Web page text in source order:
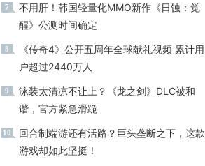
7
不用肝！韩国轻量化MMO新作《日蚀：觉
醒》公测时间确定
8
《传奇4》公开五周年全球献礼视频 累计用
户超过2440万人
9
泳装太清凉不让上？《龙之剑》DLC被和
谐，官方紧急滑跪
10
回合制端游还有活路？巨头垄断之下，这款
游戏却如此坚挺！